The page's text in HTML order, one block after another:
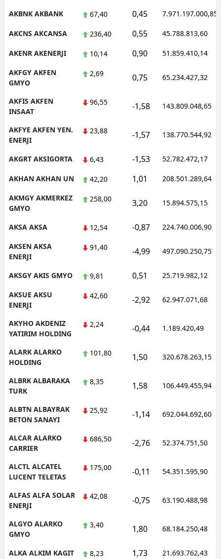
AKBNK AKBANK 67,40 0,45 7.971.197.000,85
AKCNS AKCANSA 236,40 0,55 45.788.813,60
AKENR AKENERJI 10,14 0,90 51.859.410,14
AKFGY AKFEN
GMYO
2,69 0,75 65.234.427,32
AKFIS AKFEN
INSAAT
96,55 -1,58 143.809.048,65
AKFYE AKFEN YEN.
ENERJI
23,88 -1,57 138.770.544,92
AKGRT AKSIGORTA 6,43 -1,53 52.782.472,17
AKHAN AKHAN UN 42,20 1,01 208.501.289,64
AKMGY AKMERKEZ
GMYO
258,00 3,20 15.894.575,15
AKSA AKSA 12,54 -0,87 224.740.006,90
AKSEN AKSA
ENERJI
91,40 -4,99 497.090.250,75
AKSGY AKIS GMYO 9,81 0,51 25.719.982,12
AKSUE AKSU
ENERJI
42,60 -2,92 62.947.071,68
AKYHO AKDENIZ
YATIRIM HOLDING
2,24 -0,44 1.189.420,49
ALARK ALARKO
HOLDING
101,80 1,50 320.678.263,15
ALBRK ALBARAKA
TURK
8,35 1,58 106.449.455,94
ALBTN ALBAYRAK
BETON SANAYI
25,92 -1,14 692.044.692,60
ALCAR ALARKO
CARRIER
686,50 -2,76 52.374.751,50
ALCTL ALCATEL
LUCENT TELETAS
175,00 -0,11 54.351.595,90
ALFAS ALFA SOLAR
ENERJI
42,08 -0,75 63.190.488,98
ALGYO ALARKO
GMYO
3,40 1,80 68.184.250,48
ALKA ALKIM KAGIT 8,23 1,73 21.693.762,43